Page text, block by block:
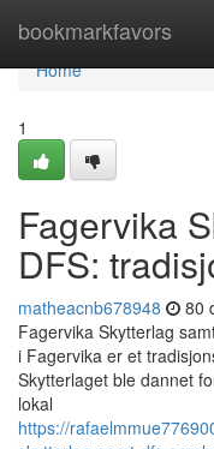
bookmarkfavors
Home
Home
1
Fagervika
DFS:
matheacnb678948 80
Fagervika Skytterlag
i Fagervika er et
Skytterlaget ble dannet
lokal
https://